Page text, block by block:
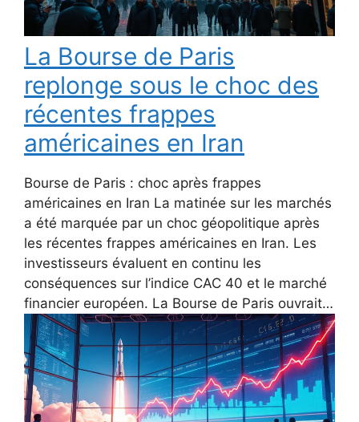
La Bourse de Paris
replonge sous le choc des
récentes frappes
américaines en Iran
Bourse de Paris : choc après frappes
américaines en Iran La matinée sur les marchés
a été marquée par un choc géopolitique après
les récentes frappes américaines en Iran. Les
investisseurs évaluent en continu les
conséquences sur l’indice CAC 40 et le marché
financier européen. La Bourse de Paris ouvrait…